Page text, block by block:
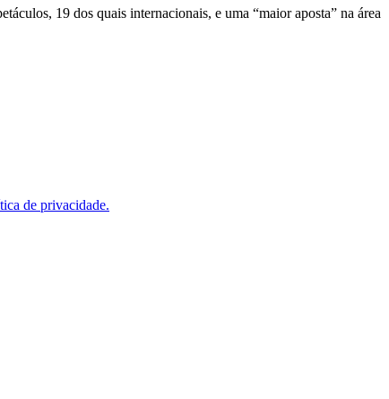
19 dos quais internacionais, e uma “maior aposta” na área
de privacidade.